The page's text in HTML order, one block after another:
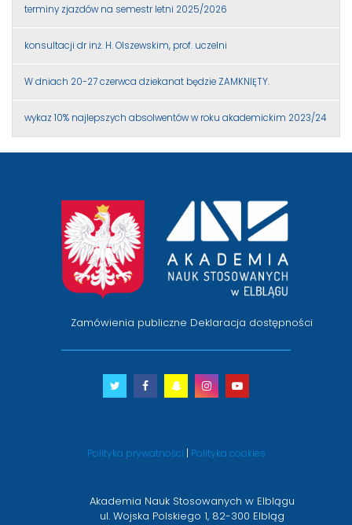
terminy zjazdów na semestr letni 2025/2026
konsultacji dr inż. H. Olszewskim, prof. uczelni
W dniach 20-27 czerwca dziekanat będzie ZAMKNIĘTY.
wykaz 10% najlepszych absolwentów w roku akademickim 2023/24
Zamówienia publiczne Deklaracja dostępności
Twitter
otwiera
nowym
Facebook
otwiera
nowym
Snapchat
otwiera
nowym
Instagram
otwiera
nowym
Youtube
otwiera
nowym
Polityka prywatności | Polityka cookies
Akademia Nauk Stosowanych w Elblągu
ul. Wojska Polskiego 1, 82-300 Elbląg